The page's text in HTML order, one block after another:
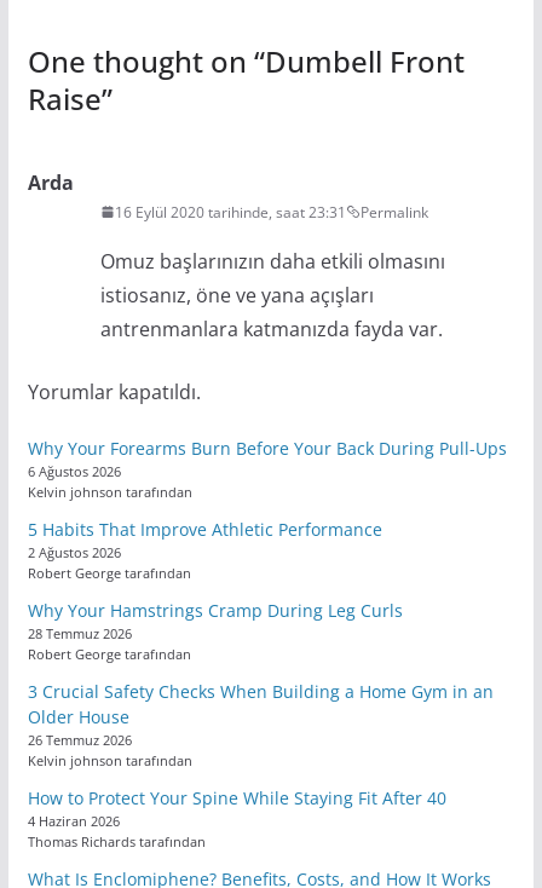
One thought on “Dumbell Front
Raise”
Arda
16 Eylül 2020 tarihinde, saat 23:31 Permalink
Omuz başlarınızın daha etkili olmasını
istiosanız, öne ve yana açışları
antrenmanlara katmanızda fayda var.
Yorumlar kapatıldı.
Why Your Forearms Burn Before Your Back During Pull-Ups
6 Ağustos 2026
Kelvin johnson tarafından
5 Habits That Improve Athletic Performance
2 Ağustos 2026
Robert George tarafından
Why Your Hamstrings Cramp During Leg Curls
28 Temmuz 2026
Robert George tarafından
3 Crucial Safety Checks When Building a Home Gym in an
Older House
26 Temmuz 2026
Kelvin johnson tarafından
How to Protect Your Spine While Staying Fit After 40
4 Haziran 2026
Thomas Richards tarafından
What Is Enclomiphene? Benefits, Costs, and How It Works